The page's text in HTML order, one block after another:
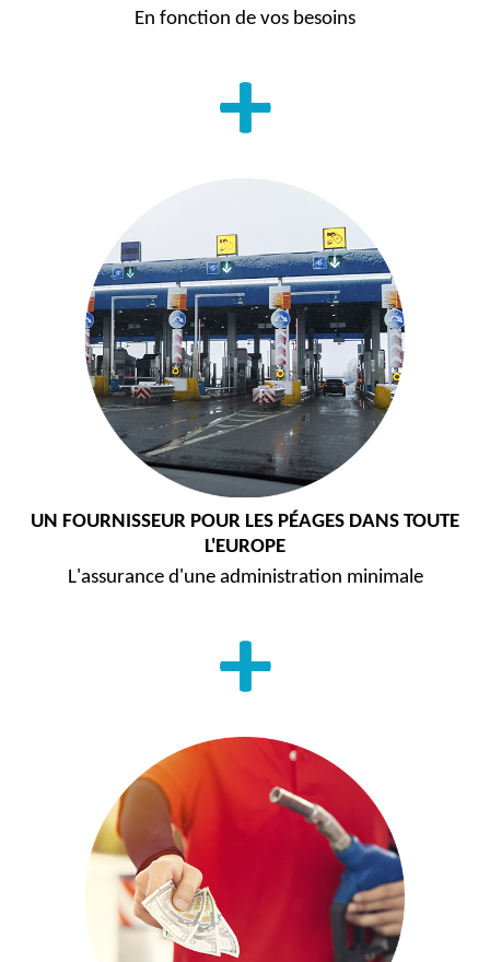
En fonction de vos besoins
UN FOURNISSEUR POUR LES PÉAGES DANS TOUTE
L'EUROPE
L'assurance d'une administration minimale